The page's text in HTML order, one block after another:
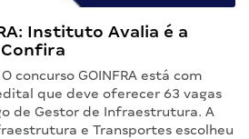
Instituto Avalia é a
concurso GOINFRA está com
que deve oferecer 63 vagas
de Gestor de Infraestrutura. A
e Transportes escolheu